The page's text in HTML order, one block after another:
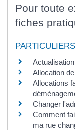
Pour toute
fiches
PARTICULIERS
Allocation
Allocations
Changer
Comment
ma rue